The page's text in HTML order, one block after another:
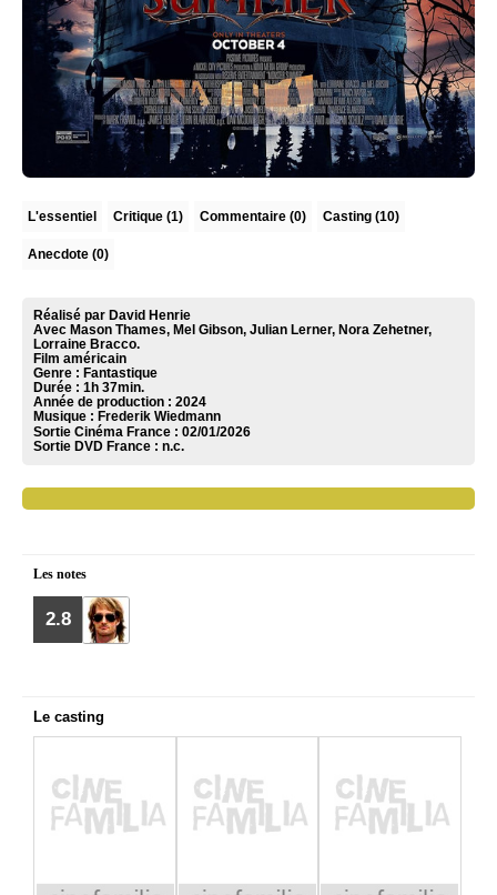
L'essentiel Critique (1) Commentaire (0) Casting (10)
Anecdote (0)
Réalisé par David Henrie
Avec Mason Thames, Mel Gibson, Julian Lerner, Nora Zehetner,
Lorraine Bracco.
Film américain
Genre : Fantastique
Durée : 1h 37min.
Année de production : 2024
Musique : Frederik Wiedmann
Sortie Cinéma France : 02/01/2026
Sortie DVD France : n.c.
Les notes
2.8
Le casting